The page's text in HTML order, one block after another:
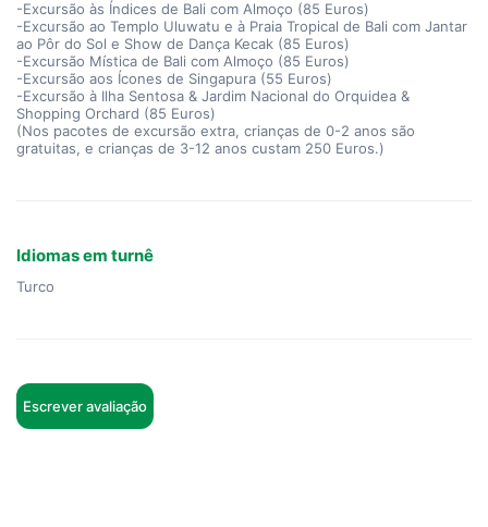
-Excursão às Índices de Bali com Almoço (85 Euros)
-Excursão ao Templo Uluwatu e à Praia Tropical de Bali com Jantar
ao Pôr do Sol e Show de Dança Kecak (85 Euros)
-Excursão Mística de Bali com Almoço (85 Euros)
-Excursão aos Ícones de Singapura (55 Euros)
-Excursão à Ilha Sentosa & Jardim Nacional do Orquidea &
Shopping Orchard (85 Euros)
(Nos pacotes de excursão extra, crianças de 0-2 anos são
gratuitas, e crianças de 3-12 anos custam 250 Euros.)
Idiomas em turnê
Turco
Escrever avaliação